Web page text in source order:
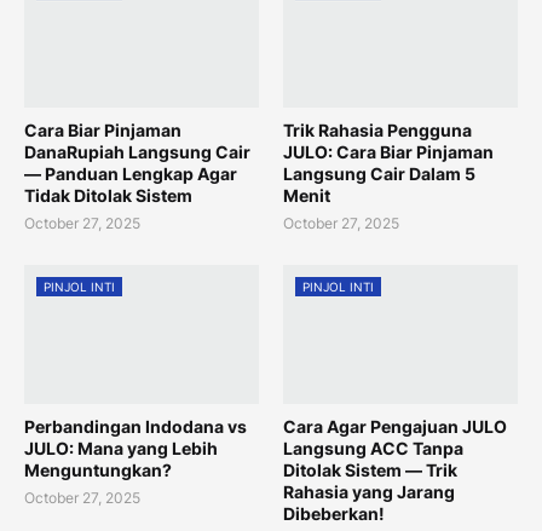
Cara Biar Pinjaman
DanaRupiah Langsung Cair
— Panduan Lengkap Agar
Tidak Ditolak Sistem
October 27, 2025
Trik Rahasia Pengguna
JULO: Cara Biar Pinjaman
Langsung Cair Dalam 5
Menit
October 27, 2025
PINJOL INTI
Perbandingan Indodana vs
JULO: Mana yang Lebih
Menguntungkan?
October 27, 2025
PINJOL INTI
Cara Agar Pengajuan JULO
Langsung ACC Tanpa
Ditolak Sistem — Trik
Rahasia yang Jarang
Dibeberkan!